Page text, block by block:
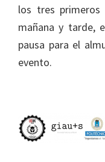
los tres
mañana y tarde,
pausa para el
evento.
Barra
lateral